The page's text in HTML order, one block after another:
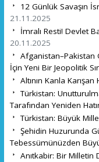
12 Günlük Savaşın
21.11.2025
İmralı Resti! Devlet
20.11.2025
Afganistan–Pakistan
İçin Yeni Bir Jeopolitik
Altının Kanla
Türkistan:
Tarafından Yeniden
Türkistan: Büyük
Şehidin Huzurunda
Tebessümünüzden
Anıtkabir: Bir Milletin